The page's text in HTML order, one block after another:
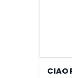
CIAO